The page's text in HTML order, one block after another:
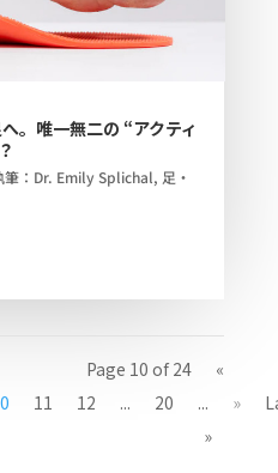
。唯一無二の “アクティ
筆：Dr. Emily Splichal, 足・
Page 10 of 24
«
11 12 ... 20 ... »
»